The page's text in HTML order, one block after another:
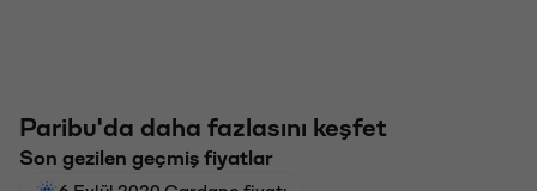
Paribu'da daha fazlasını keşfet
Son gezilen geçmiş fiyatlar